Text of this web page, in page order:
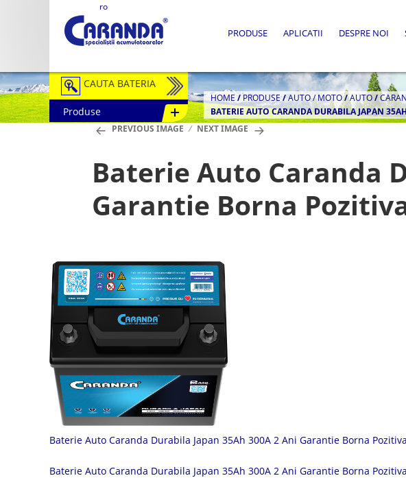
ro
PRODUSE APLICATII DESPRE NOI
CAUTA BATERIA
Auto / Moto
Semitractiune
Stationare
Accesorii Baterii
Fotovoltaice
Produse
HOME/PRODUSE /AUTO / MOTO/AUTO/
BATERIE AUTO CARANDA DURABILA JAPAN
PREVIOUS IMAGE
NEXT IMAGE
Baterie Auto Caranda
Garantie Borna
Baterie Auto Caranda Durabila Japan 35Ah 300A 2 Ani Garantie Borna
Baterie Auto Caranda Durabila Japan 35Ah 300A 2 Ani Garantie Borna